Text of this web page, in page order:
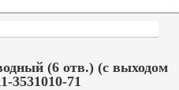
(6 отв.) (с выходом
3531010-71